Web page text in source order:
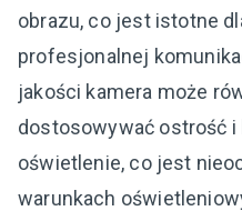
obrazu, co jest istotne
profesjonalnej
jakości kamera może
dostosowywać ostrość
oświetlenie, co jest
warunkach